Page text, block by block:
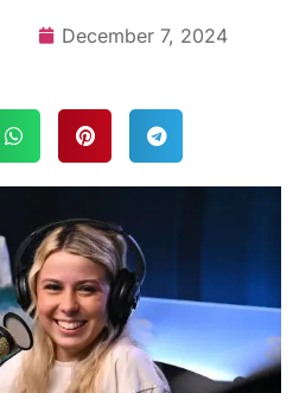
December 7, 2024